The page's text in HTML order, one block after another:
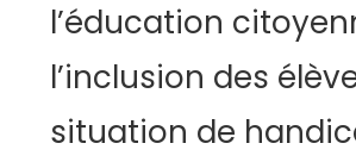
l’éducation
l’inclusion des
situation de